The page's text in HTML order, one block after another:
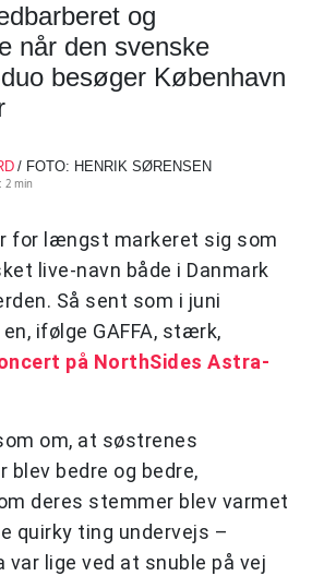
og
når den svenske
besøger København
/ FOTO: HENRIK SØRENSEN
2 min
for længst markeret sig som
live-navn både i Danmark
Så sent som i juni
ifølge GAFFA, stærk,
på NorthSides Astra-
om, at søstrenes
blev bedre og bedre,
deres stemmer blev varmet
quirky ting undervejs –
var lige ved at snuble på vej